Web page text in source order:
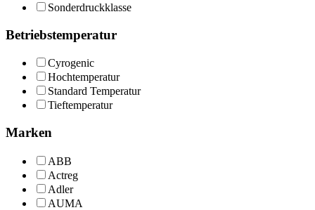
Sonderdruckklasse
Betriebstemperatur
Cyrogenic
Hochtemperatur
Standard Temperatur
Tieftemperatur
Marken
ABB
Actreg
Adler
AUMA